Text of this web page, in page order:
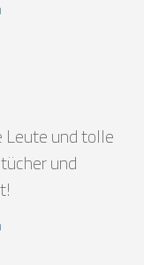
Leute und tolle
und